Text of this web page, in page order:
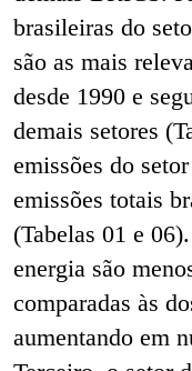
brasileiras do
são as mais
desde 1990 e
demais setores
emissões do
emissões totais
(Tabelas 01 e
energia são
comparadas às
aumentando em